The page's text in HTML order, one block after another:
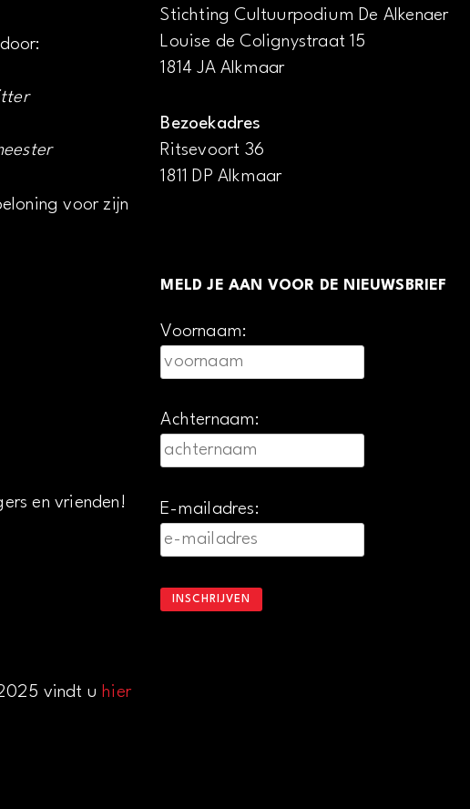
voor zijn
en vrienden!
vindt u hier
Stichting Cultuurpodium De Alkenaer
Louise de Colignystraat 15
1814 JA Alkmaar
Bezoekadres
Ritsevoort 36
1811 DP Alkmaar
MELD JE AAN VOOR DE NIEUWSBRIEF
Voornaam:
Achternaam:
E-mailadres: